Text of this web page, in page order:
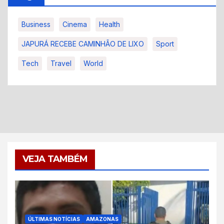
Business Cinema Health
JAPURÁ RECEBE CAMINHÃO DE LIXO Sport
Tech Travel World
VEJA TAMBÉM
ÚLTIMAS NOTÍCIAS AMAZONAS